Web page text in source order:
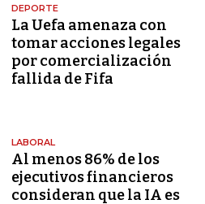
DEPORTE
La Uefa amenaza con
tomar acciones legales
por comercialización
fallida de Fifa
LABORAL
Al menos 86% de los
ejecutivos financieros
consideran que la IA es